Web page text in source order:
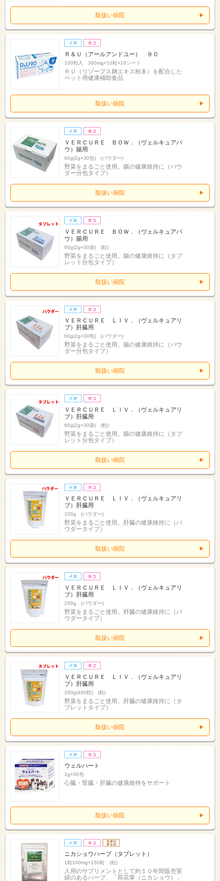
取扱い病院
Ｒ＆Ｕ（アールアンドユー） ９０
100粒入 360mg×10粒×10シート
ＲＵ（リゾープス麹エキス粉末）を配合した
ペット用健康補助食品
取扱い病院
ＶＥＲＣＵＲＥ ＢＯＷ．（ヴェルキュアバ
ウ）腸用
60g(2g×30包) (パウダー)
野菜をまるごと使用。腸の健康維持に（パウ
ダー分包タイプ）
取扱い病院
ＶＥＲＣＵＲＥ ＢＯＷ．（ヴェルキュアバ
ウ）腸用
60g(2g×30袋) (粒)
野菜をまるごと使用。腸の健康維持に（タブ
レット分包タイプ）
取扱い病院
ＶＥＲＣＵＲＥ ＬＩＶ．（ヴェルキュアリ
ブ）肝臓用
60g(2g×30包) (パウダー)
野菜をまるごと使用。腸の健康維持に（パウ
ダー分包タイプ）
取扱い病院
ＶＥＲＣＵＲＥ ＬＩＶ．（ヴェルキュアリ
ブ）肝臓用
60g(2g×30袋) (粒)
野菜をまるごと使用。腸の健康維持に（タブ
レット分包タイプ）
取扱い病院
ＶＥＲＣＵＲＥ ＬＩＶ．（ヴェルキュアリ
ブ）肝臓用
100g (パウダー)
野菜をまるごと使用。肝臓の健康維持に（パ
ウダータイプ）
取扱い病院
ＶＥＲＣＵＲＥ ＬＩＶ．（ヴェルキュアリ
ブ）肝臓用
200g (パウダー)
野菜をまるごと使用。肝臓の健康維持に（パ
ウダータイプ）
取扱い病院
ＶＥＲＣＵＲＥ ＬＩＶ．（ヴェルキュアリ
ブ）肝臓用
100g(400粒) (粒)
野菜をまるごと使用。肝臓の健康維持に（タ
ブレットタイプ）
取扱い病院
ウェルハート
1g×30包
心臓・腎臓・肝臓の健康維持をサポート
取扱い病院
ニカショウハーブ（タブレット）
1粒100mg×150粒 (粒)
人用のサプリメントとして約１０年間販売実
績のあるハーブ、「荷花掌（ニカショウ）」